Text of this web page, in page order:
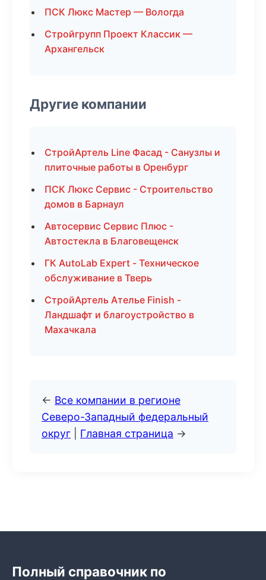
ПСК Люкс Мастер — Вологда
Стройгрупп Проект Классик —
Архангельск
Другие компании
СтройАртель Line Фасад - Санузлы и
плиточные работы в Оренбург
ПСК Люкс Сервис - Строительство
домов в Барнаул
Автосервис Сервис Плюс -
Автостекла в Благовещенск
ГК AutoLab Expert - Техническое
обслуживание в Тверь
СтройАртель Ателье Finish -
Ландшафт и благоустройство в
Махачкала
← Все компании в регионе
Северо-Западный федеральный
округ
Главная страница →
Полный справочник по